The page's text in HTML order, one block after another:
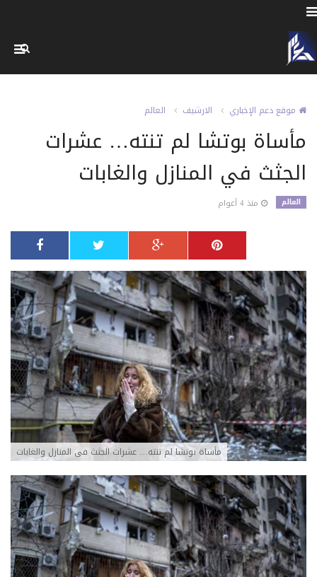
موقع دعم الإخباري الارشيف العالم
مأساة بوتشا لم تنته… عشرات
الجثث في المنازل والغابات
العالم منذ 4 أعوام
مأساة بوتشا لم تنته… عشرات الجثث في المنازل والغابات